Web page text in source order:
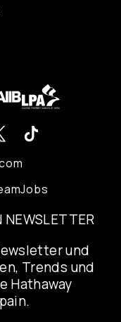
Jobs
NEWSLETTER
und
Trends und
Hathaway